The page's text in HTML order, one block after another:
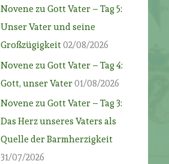
Novene zu Gott Vater – Tag 5:
Unser Vater und seine
Großzügigkeit02/08/2026
Novene zu Gott Vater – Tag 4:
Gott, unser Vater01/08/2026
Novene zu Gott Vater – Tag 3:
Das Herz unseres Vaters als
Quelle der Barmherzigkeit
31/07/2026